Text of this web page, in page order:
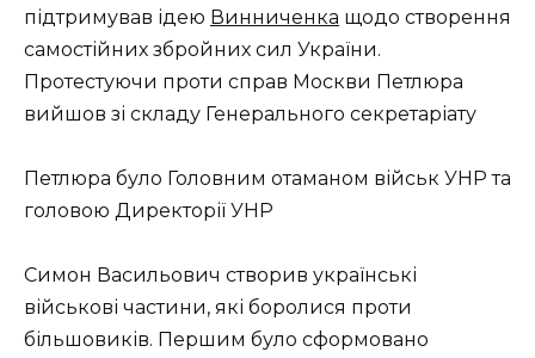
підтримував ідею Винниченка щодо створення
самостійних збройних сил України.
Протестуючи проти справ Москви Петлюра
вийшов зі складу Генерального секретаріату
Петлюра було Головним отаманом військ УНР та
головою Директорії УНР
Симон Васильович створив українські
військові частини, які боролися проти
більшовиків. Першим було сформовано